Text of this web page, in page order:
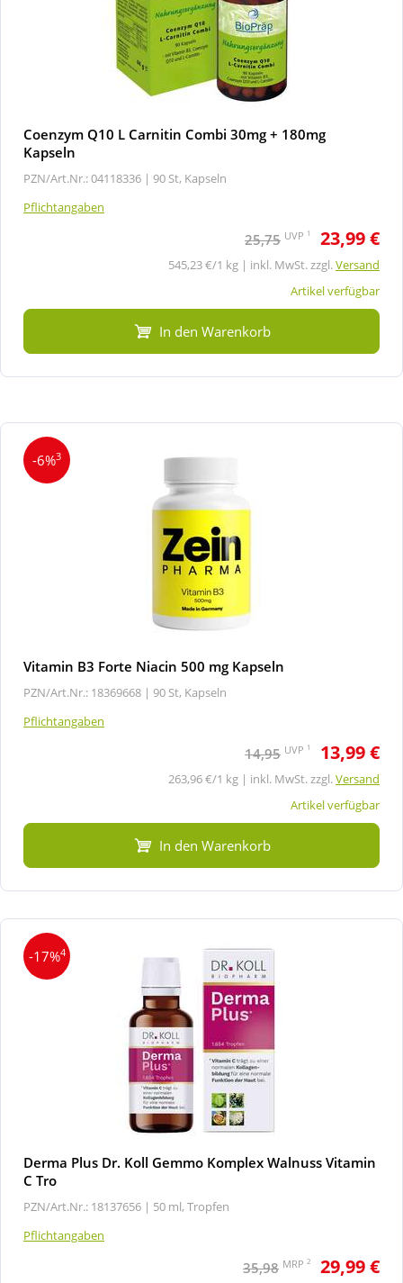
Coenzym Q10 L Carnitin Combi 30mg + 180mg
Kapseln
PZN/Art.Nr.: 04118336 | 90 St, Kapseln
Pflichtangaben
25,75 UVP 1 23,99 €
545,23 €/1 kg | inkl. MwSt. zzgl.Versand
Artikel verfügbar
In den Warenkorb
-6%3
Vitamin B3 Forte Niacin 500 mg Kapseln
PZN/Art.Nr.: 18369668 | 90 St, Kapseln
Pflichtangaben
14,95 UVP 1 13,99 €
263,96 €/1 kg | inkl. MwSt. zzgl.Versand
Artikel verfügbar
In den Warenkorb
-17%4
Derma Plus Dr. Koll Gemmo Komplex Walnuss Vitamin
C Tro
PZN/Art.Nr.: 18137656 | 50 ml, Tropfen
Pflichtangaben
35,98 MRP 2 29,99 €